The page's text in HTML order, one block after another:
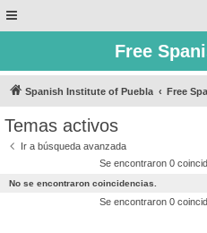
Free
Spanish Institute of Puebla Free
Temas activos
Ir a búsqueda avanzada
Se encontraron 0
No se encontraron coincidencias.
Se encontraron 0